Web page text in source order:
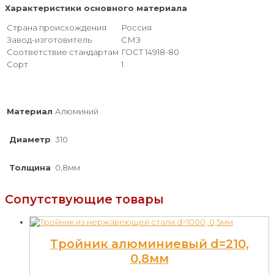
Характеристики основного материала
Страна происхождения
Россия
Завод-изготовитель
СМЗ
Соответствие стандартам ГОСТ 14918-80
Сорт
1
Материал Алюминий
Диаметр 310
Толщина 0,8мм
Сопутствующие товары
Тройник алюминиевый d=210,
0,8мм